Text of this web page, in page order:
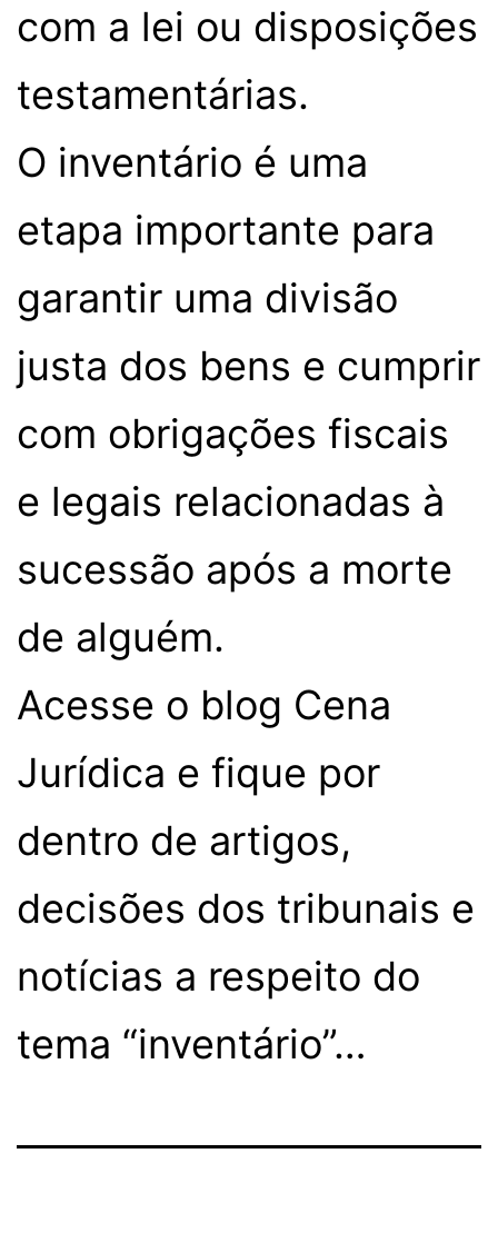
com a lei ou disposições
testamentárias.
O inventário é uma
etapa importante para
garantir uma divisão
justa dos bens e cumprir
com obrigações fiscais
e legais relacionadas à
sucessão após a morte
de alguém.
Acesse o blog Cena
Jurídica e fique por
dentro de artigos,
decisões dos tribunais e
notícias a respeito do
tema “inventário”…